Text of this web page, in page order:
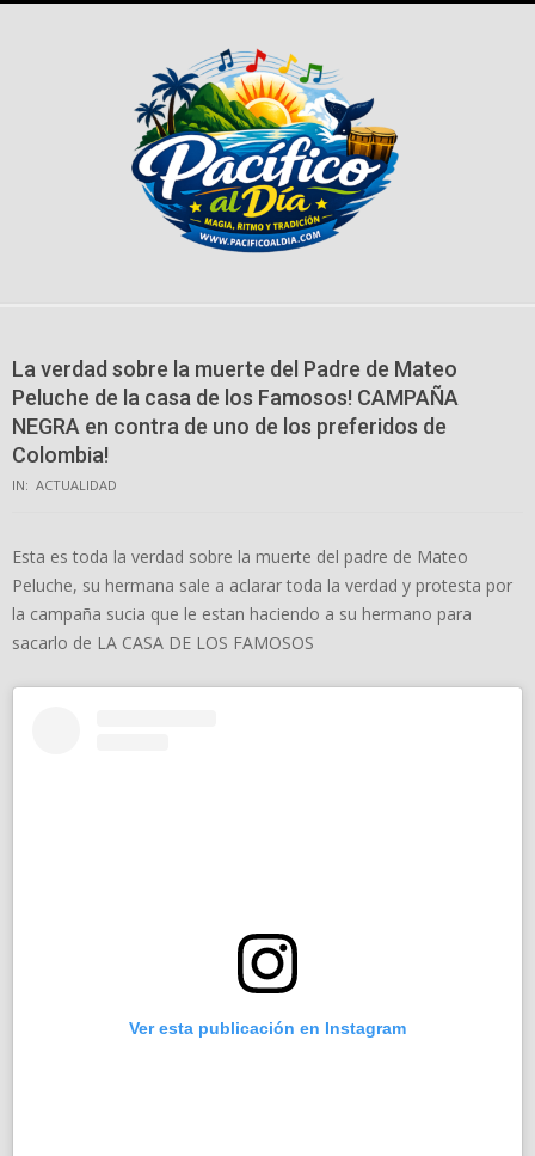
La verdad sobre la muerte del Padre de Mateo
Peluche de la casa de los Famosos! CAMPAÑA
NEGRA en contra de uno de los preferidos de
Colombia!
IN: ACTUALIDAD
Esta es toda la verdad sobre la muerte del padre de Mateo
Peluche, su hermana sale a aclarar toda la verdad y protesta por
la campaña sucia que le estan haciendo a su hermano para
sacarlo de LA CASA DE LOS FAMOSOS
Ver esta publicación en Instagram